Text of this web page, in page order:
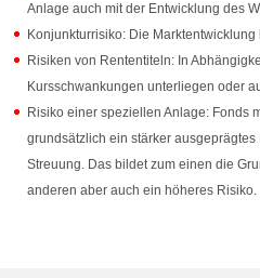
Anlage auch mit der Entwicklung des
Konjunkturrisiko: Die
Risiken von Rententiteln: In
Kursschwankungen unterliegen oder
Risiko einer speziellen Anlage: Fonds
grundsätzlich ein stärker
Streuung. Das bildet zum einen die
anderen aber auch ein höheres Risiko.